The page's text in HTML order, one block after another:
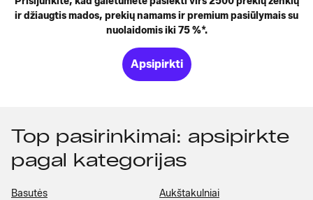
ir džiaugtis mados, prekių namams ir premium pasiūlymais su
nuolaidomis iki 75 %*.
Apsipirkti
Top pasirinkimai: apsipirkte
pagal kategorijas
Basutės Aukštakulniai